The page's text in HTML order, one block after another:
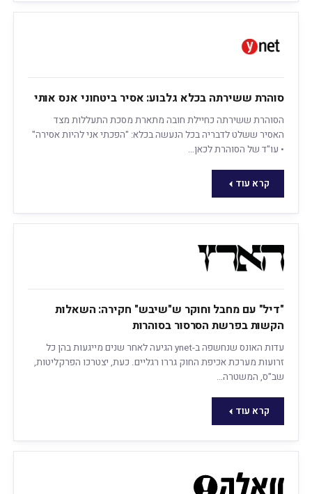
סוהרת ששירתה בכלא גלבוע: אסיר ביטחוני אנס אותי
הסוהרת ששירתה כחיילת חובה מתארת מסכת התעללות מצד
האסיר ששלט לדבריה בכל הנעשה בכלא: "הפכתי אני להיות אסירה"
• עו"ד של הסוהרת לכאן…
קרא עוד
"דיל" עם מחבל וחוקר ש"שיבש" חקירה: השאלות
הקשות בפרשת הסרסור בסוהרות
עדות האונס שנחשפה ב-ynet הגיעה לאחר שנים מייגעות בהן כל
זרועות מערכת אכיפת החוק גררו רגליים. כעת, יצטרכו הפרקליטות,
שב"ס, המשטרה…
קרא עוד